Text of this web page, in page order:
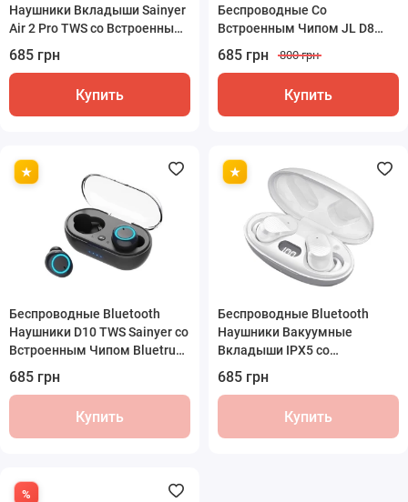
Наушники Вкладыши Sainyer
Air 2 Pro TWS со Встроенным
Чипом BLUETRUM Белые
685 грн
Купить
Беспроводные Со
Встроенным Чипом JL D8
Inpods 12 Темно Синие
685 грн 800 грн
Купить
Беспроводные Bluetooth
Наушники D10 TWS Sainyer со
Встроенным Чипом Bluetrum
Черные
685 грн
Купить
Беспроводные Bluetooth
Наушники Вакуумные
Вкладыши IPX5 со
Встроенным Чипом JL
Sainyer A68 Белые
685 грн
Купить